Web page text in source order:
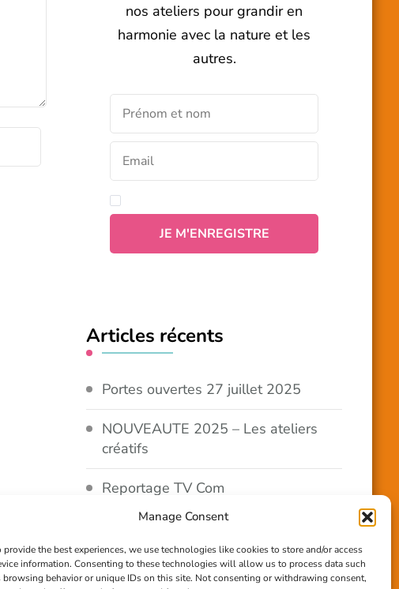
Manage Consent
provide the best experiences, we use technologies like cookies to store and/or access
information. Consenting to these technologies will allow us to process data such
browsing behavior or unique IDs on this site. Not consenting or withdrawing consent,
nos ateliers pour grandir en
harmonie avec la nature et les
autres.
Articles récents
Portes ouvertes 27 juillet 2025
NOUVEAUTE 2025 – Les ateliers
créatifs
Reportage TV Com
Construction en terre-paille
Chantier Participatif Terre Paille